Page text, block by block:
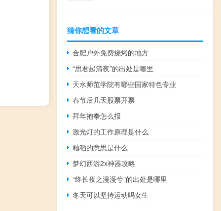
猜你想看的文章
合肥户外免费烧烤的地方
“思君起清夜”的出处是哪里
天水师范学院有哪些国家特色专业
春节后几天股票开票
拜年抱拳怎么报
激光灯的工作原理是什么
籼稻的意思是什么
梦幻西游2x神器攻略
“终长夜之漫漫兮”的出处是哪里
冬天可以坚持运动吗女生